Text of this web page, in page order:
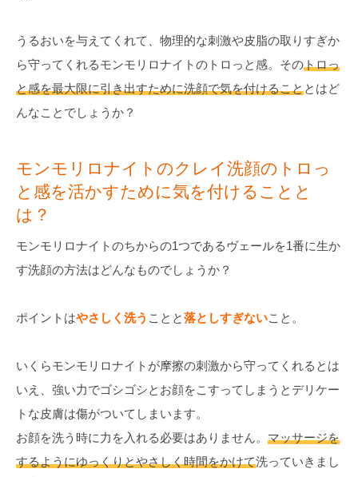
うるおいを与えてくれて、物理的な刺激や皮脂の取りすぎか
ら守ってくれるモンモリロナイトのトロっと感。そのトロっ
と感を最大限に引き出すために洗顔で気を付けることとはど
んなことでしょうか？
モンモリロナイトのクレイ洗顔のトロっ
と感を活かすために気を付けることと
は？
モンモリロナイトのちからの1つであるヴェールを1番に生か
す洗顔の方法はどんなものでしょうか？
ポイントはやさしく洗う ことと落としすぎないこと。
いくらモンモリロナイトが摩擦の刺激から守ってくれるとは
いえ、強い力でゴシゴシとお顔をこすってしまうとデリケー
トな皮膚は傷がついてしまいます。
お顔を洗う時に力を入れる必要はありません。 マッサージを
するようにゆっくりとやさしく時間をかけて洗っていきまし